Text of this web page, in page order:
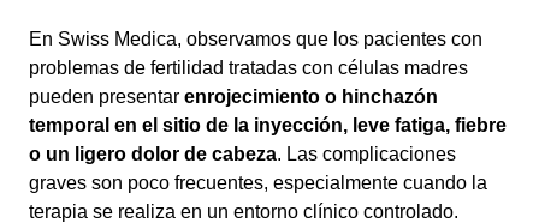
En Swiss Medica, observamos que los pacientes con
problemas de fertilidad tratadas con células madres
pueden presentar enrojecimiento o hinchazón
temporal en el sitio de la inyección, leve fatiga, fiebre
o un ligero dolor de cabeza. Las complicaciones
graves son poco frecuentes, especialmente cuando la
terapia se realiza en un entorno clínico controlado.